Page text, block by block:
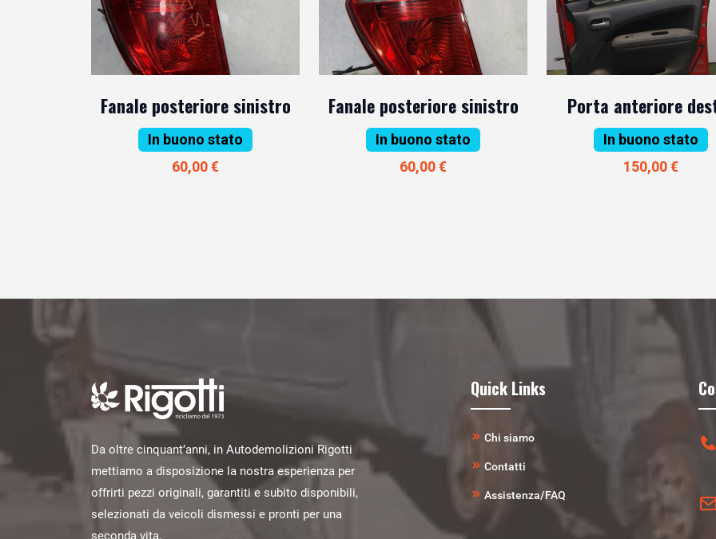
Fanale posteriore sinistro
In buono stato
60,00 €
Fanale posteriore sinistro
In buono stato
60,00 €
Porta anteriore
In buono stato
150,00 €
Da oltre cinquant’anni, in Autodemolizioni Rigotti
mettiamo a disposizione la nostra esperienza per
offrirti pezzi originali, garantiti e subito disponibili,
selezionati da veicoli dismessi e pronti per una
seconda vita.
Quick Links
Chi siamo
Contatti
Assistenza/FAQ